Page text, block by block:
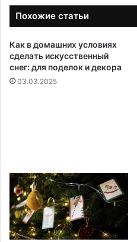
Похожие статьи
Как в домашних условиях
сделать искусственный
снег: для поделок и декора
03.03.2025